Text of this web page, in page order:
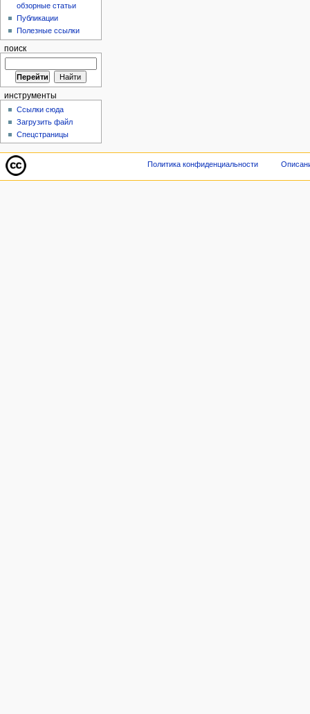
обзорные статьи
Публикации
Полезные ссылки
поиск
инструменты
Ссылки сюда
Загрузить файл
Спецстраницы
Политика конфиденциальности